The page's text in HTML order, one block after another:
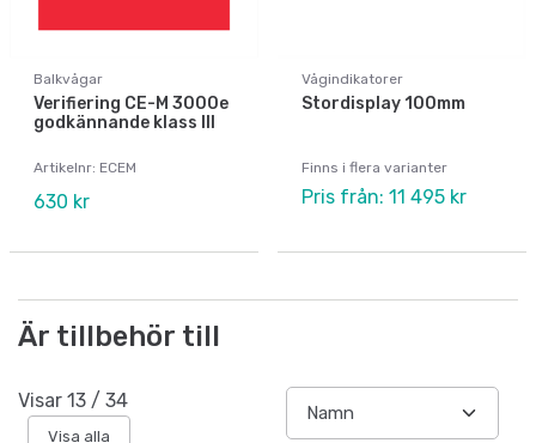
Balkvågar
Verifiering CE-M 3000e
godkännande klass III
Artikelnr: ECEM
630 kr
Vågindikatorer
Stordisplay 100mm
Finns i flera varianter
Pris från: 11 495 kr
Är tillbehör till
Visar 13 / 34
Visa alla